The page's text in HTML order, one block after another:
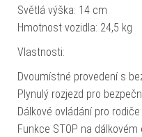
Světlá výška: 14 cm
Hmotnost vozidla: 24,5 kg
Vlastnosti:
Dvoumístné provedení s
Plynulý rozjezd pro
Dálkové ovládání pro rodiče
Funkce STOP na dálkovém